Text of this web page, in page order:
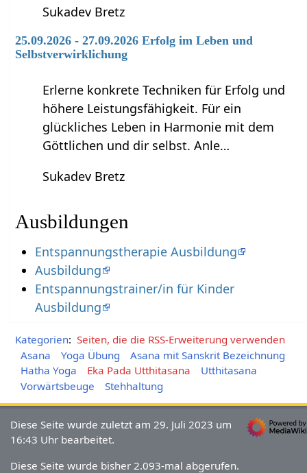
Sukadev Bretz
25.09.2026 - 27.09.2026 Erfolg im Leben und
Selbstverwirklichung
Erlerne konkrete Techniken für Erfolg und
höhere Leistungsfähigkeit. Für ein
glückliches Leben in Harmonie mit dem
Göttlichen und dir selbst. Anle…
Sukadev Bretz
Ausbildungen
Entspannungstherapie Ausbildung
Ausbildung
Entspannungstrainer/in für Kinder
Ausbildung
Kategorien: Seiten, die die RSS-Erweiterung verwenden
Asana
Yoga Übung
Asana mit Sanskrit Bezeichnung
Hatha Yoga
Eka Pada Utthitasana
Utthitasana
Vorwärtsbeuge
Stehhaltung
Diese Seite wurde zuletzt am 29. Juli 2023 um
16:43 Uhr bearbeitet.
Diese Seite wurde bisher 2.093-mal abgerufen.